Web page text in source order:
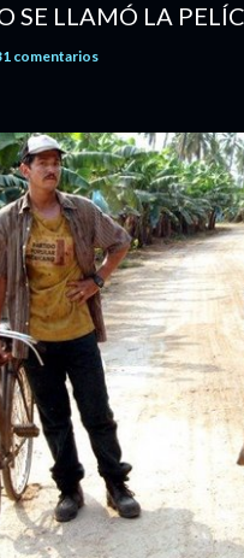
SE LLAMÓ LA
comentarios